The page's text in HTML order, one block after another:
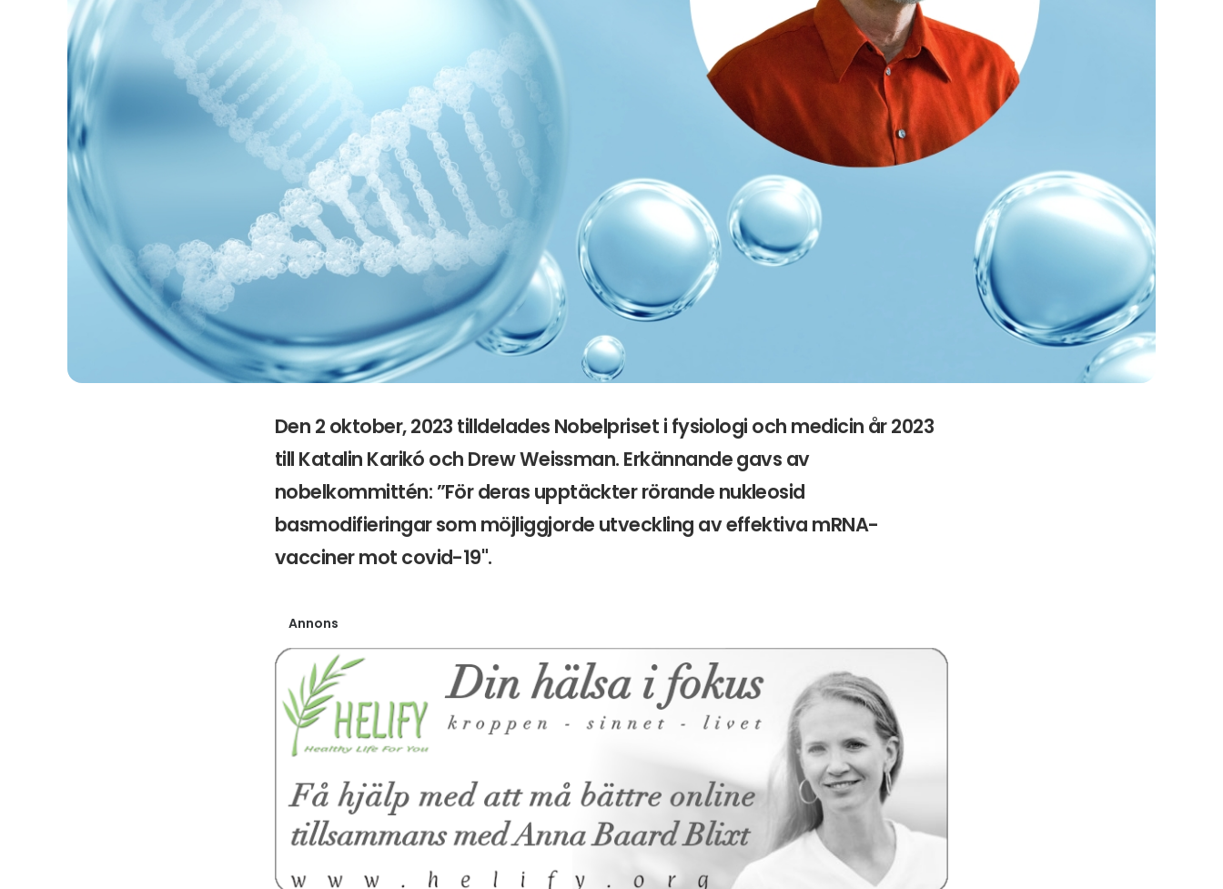
Den 2 oktober, 2023 tilldelades Nobelpriset i fysiologi och medicin år 2023
till Katalin Karikó och Drew Weissman. Erkännande gavs av
nobelkommittén: ”För deras upptäckter rörande nukleosid
basmodifieringar som möjliggjorde utveckling av effektiva mRNA-
vacciner mot covid-19".
Annons